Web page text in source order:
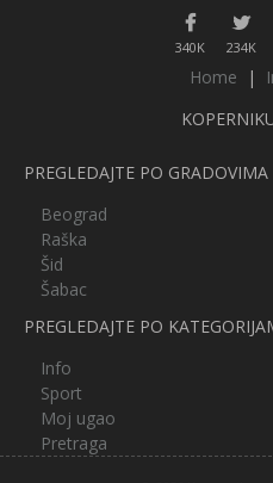
340K 234K
Home |
PREGLEDAJTE PO GRADOVIMA
Beograd
Raška
Šid
Šabac
PREGLEDAJTE PO
Info
Sport
Moj ugao
Pretraga